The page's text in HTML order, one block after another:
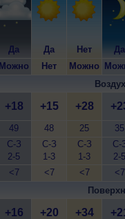
Да
Можно
Да
Нет
Нет
Можно
Да
+18
49
С-З
2-5
<7
+15
48
С-З
1-3
<7
+28
25
С-З
1-3
<7
35
С-
2-5
<7
+16 +20 +34